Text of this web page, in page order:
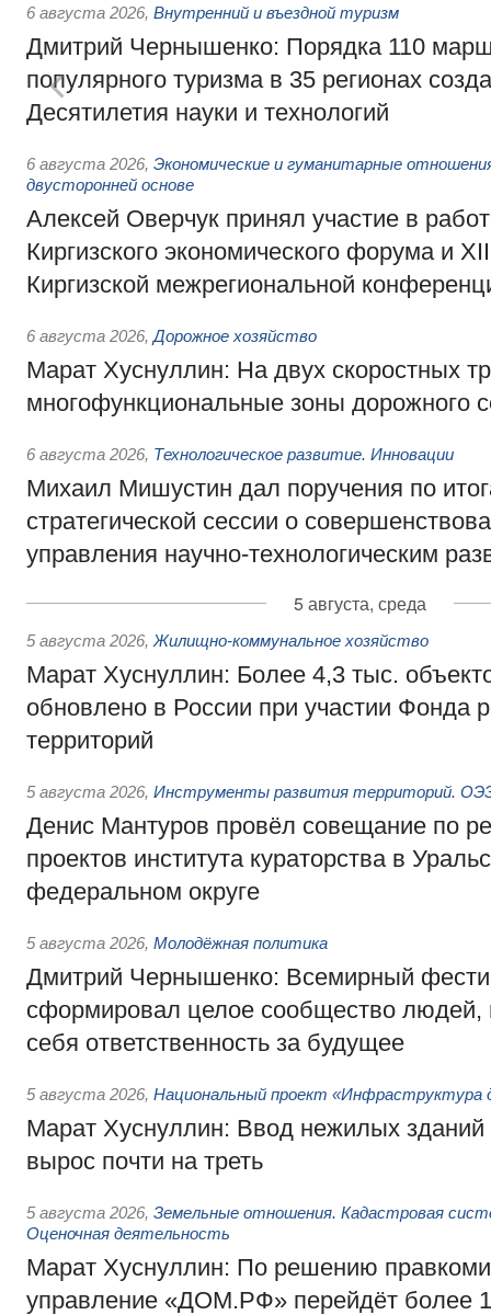
6 августа 2026, Внутренний и въездной туризм
Дмитрий Чернышенко: Порядка 110
популярного туризма в 35 регионах
Десятилетия науки и технологий
6 августа 2026, Экономические и гуманитарные
двусторонней основе
Алексей Оверчук принял участие в
Киргизского экономического форума и
Киргизской межрегиональной
6 августа 2026, Дорожное хозяйство
Марат Хуснуллин: На двух скоростных
многофункциональные зоны дорожного
6 августа 2026, Технологическое развитие. Инновации
Михаил Мишустин дал поручения по
стратегической сессии о
управления научно-технологическим
5 августа, среда
5 августа 2026, Жилищно-коммунальное хозяйство
Марат Хуснуллин: Более 4,3 тыс.
обновлено в России при участии Фонда
территорий
5 августа 2026, Инструменты развития территорий.
Денис Мантуров провёл совещание по
проектов института кураторства в
федеральном округе
5 августа 2026, Молодёжная политика
Дмитрий Чернышенко: Всемирный
сформировал целое сообщество людей,
себя ответственность за будущее
5 августа 2026, Национальный проект «Инфраструктура
Марат Хуснуллин: Ввод нежилых зданий
вырос почти на треть
5 августа 2026, Земельные отношения. Кадастровая
Оценочная деятельность
Марат Хуснуллин: По решению
управление «ДОМ.РФ» перейдёт более